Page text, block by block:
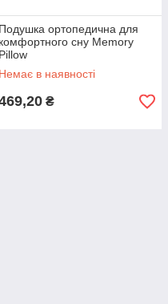
Подушка ортопедична для
комфортного сну Memory
Pillow
Немає в наявності
₴